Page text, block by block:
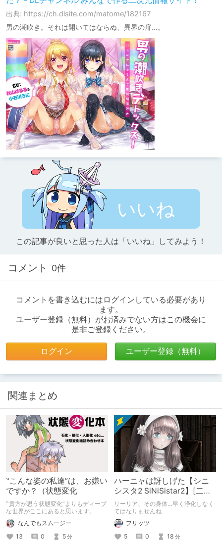
出典: https://ch.dlsite.com/matome/182167
男の潮吹き。それは開いてはならぬ、異界の扉...。
いいね
この記事が良いと思った人は「いいね」してみよう！
コメント 0件
コメントを書き込むにはログインしている必要があり
ます。
ユーザー登録（無料）がお済みでない方はこの機会に
是非ご登録ください。
ログイン ユーザー登録（無料）
関連まとめ
‟こんな姿の私達”は、お嫌い
ですか？（状態変化
‟貴方が思う状態変化”よりもディープ
な世界がここにあると思います。
なんでもスムージー
13
0 5分
ハーニャは訝しげた【シニ
シスタ2 SiNiSistar2】[二次
創作]
リーリア、その身体…早く浄化しなく
てはなりませんね
フリッツ
5
0 18 分